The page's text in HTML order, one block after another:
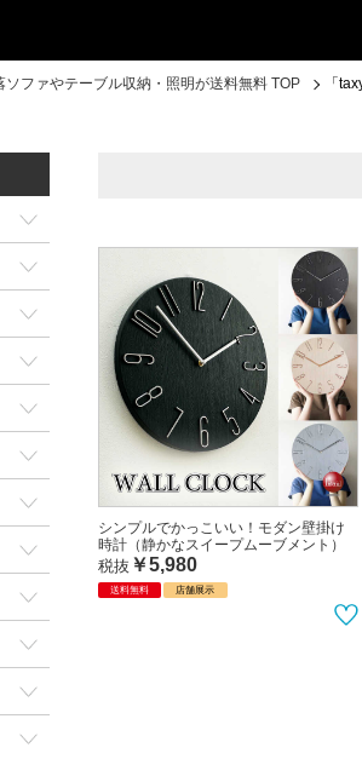
ファやテーブル収納・照明が送料無料 TOP 「
シンプルでかっこいい！モダン壁掛け
時計（静かなスイープムーブメント）
税抜 ￥5,980
送料無料 店舗展示